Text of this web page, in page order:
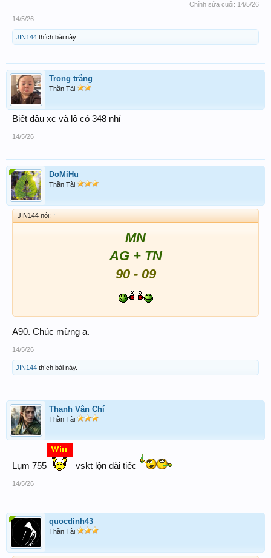
Chỉnh sửa cuối: 14/5/26
14/5/26
JIN144 thích bài này.
Trong trắng
Thần Tài
Biết đâu xc và lô có 348 nhỉ
14/5/26
DoMiHu
Thần Tài
JIN144 nói: ↑
MN
AG + TN
90 - 09
A90. Chúc mừng a.
14/5/26
JIN144 thích bài này.
Thanh Vân Chí
Thần Tài
Lụm 755 vskt lộn đài tiếc
14/5/26
quocdinh43
Thần Tài